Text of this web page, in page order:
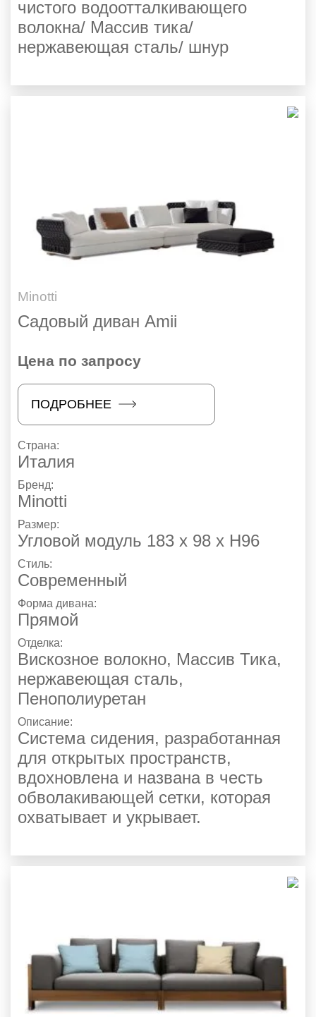
чистого водоотталкивающего
волокна/ Массив тика/
нержавеющая сталь/ шнур
Minotti
Садовый диван Amii
Цена по запросу
ПОДРОБНЕЕ
Страна:
Италия
Бренд:
Minotti
Размер:
Угловой модуль 183 х 98 х Н96
Стиль:
Современный
Форма дивана:
Прямой
Отделка:
Вискозное волокно, Массив Тика,
нержавеющая сталь,
Пенополиуретан
Описание:
Система сидения, разработанная
для открытых пространств,
вдохновлена и названа в честь
обволакивающей сетки, которая
охватывает и укрывает.